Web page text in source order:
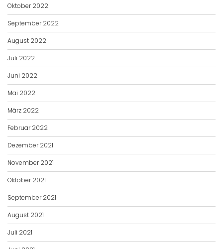
Oktober 2022
September 2022
August 2022
Juli 2022
Juni 2022
Mai 2022
März 2022
Februar 2022
Dezember 2021
November 2021
Oktober 2021
September 2021
August 2021
Juli 2021